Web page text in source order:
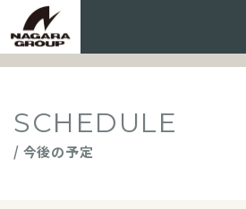
SCHEDULE
/ 今後の予定